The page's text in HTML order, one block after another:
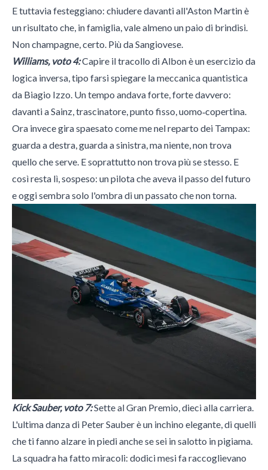
E tuttavia festeggiano: chiudere davanti all'Aston Martin è
un risultato che, in famiglia, vale almeno un paio di brindisi.
Non champagne, certo. Più da Sangiovese.
Williams, voto 4:Capire il tracollo di Albon è un esercizio da
logica inversa, tipo farsi spiegare la meccanica quantistica
da Biagio Izzo. Un tempo andava forte, forte davvero:
davanti a Sainz, trascinatore, punto fisso, uomo‑copertina.
Ora invece gira spaesato come me nel reparto dei Tampax:
guarda a destra, guarda a sinistra, ma niente, non trova
quello che serve. E soprattutto non trova più se stesso. E
così resta lì, sospeso: un pilota che aveva il passo del futuro
e oggi sembra solo l'ombra di un passato che non torna.
Kick Sauber, voto 7:Sette al Gran Premio, dieci alla carriera.
L'ultima danza di Peter Sauber è un inchino elegante, di quelli
che ti fanno alzare in piedi anche se sei in salotto in pigiama.
La squadra ha fatto miracoli: dodici mesi fa raccoglievano